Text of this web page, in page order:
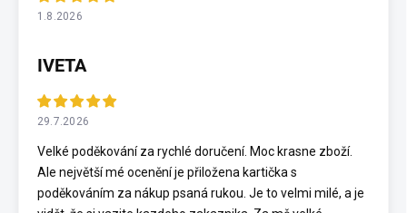
1.8.2026
IVETA
29.7.2026
Velké poděkování za rychlé doručení. Moc krasne zboží.
Ale největší mé ocenění je přiložena kartička s
poděkováním za nákup psaná rukou. Je to velmi milé, a je